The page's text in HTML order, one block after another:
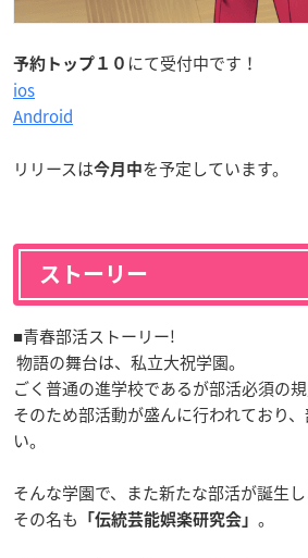
予約トップ１０ にて受付中です！
ios
Android
リリースは今月中を予定しています。
ストーリー
■青春部活ストーリー!
物語の舞台は、私立大祝学園。
ごく普通の進学校であるが部活必須の規
そのため部活動が盛んに行われており
い。
そんな学園で、また新たな部活が誕生し
その名も
「伝統芸能娯楽研究会」 。